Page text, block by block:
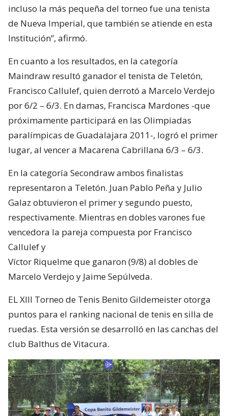
incluso la más pequeña del torneo fue una tenista
de Nueva Imperial, que también se atiende en esta
Institución”, afirmó.
En cuanto a los resultados, en la categoría
Maindraw resultó ganador el tenista de Teletón,
Francisco Callulef, quien derrotó a Marcelo Verdejo
por 6/2 – 6/3. En damas, Francisca Mardones -que
próximamente participará en las Olimpiadas
paralímpicas de Guadalajara 2011-, logró el primer
lugar, al vencer a Macarena Cabrillana 6/3 – 6/3.
En la categoría Secondraw ambos finalistas
representaron a Teletón. Juan Pablo Peña y Julio
Galaz obtuvieron el primer y segundo puesto,
respectivamente. Mientras en dobles varones fue
vencedora la pareja compuesta por Francisco
Callulef y
Víctor Riquelme que ganaron (9/8) al dobles de
Marcelo Verdejo y Jaime Sepúlveda.
EL XIII Torneo de Tenis Benito Gildemeister otorga
puntos para el ranking nacional de tenis en silla de
ruedas. Esta versión se desarrolló en las canchas del
club Balthus de Vitacura.